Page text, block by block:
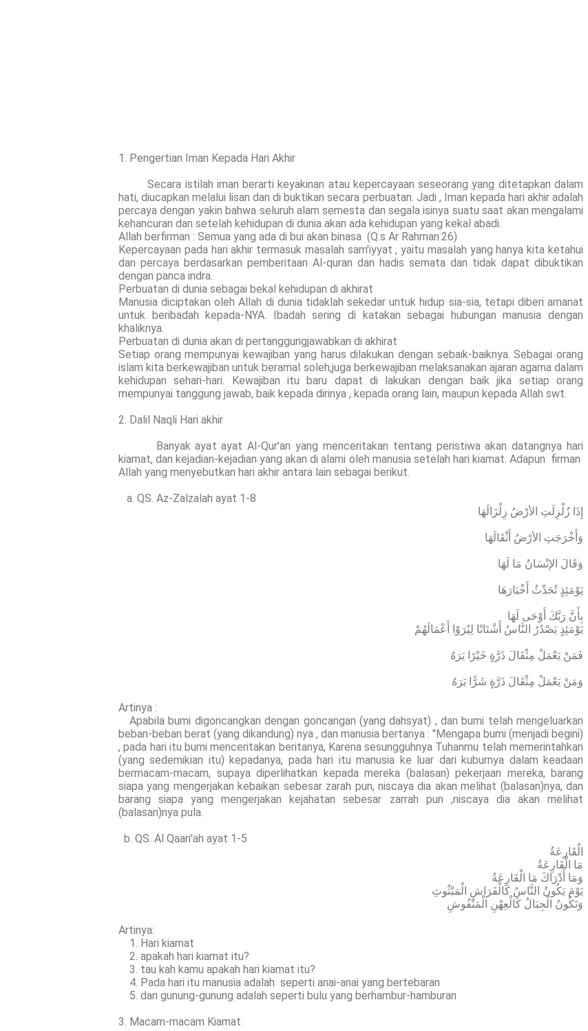
1. Pengertian Iman Kepada Hari Akhir
Secara istilah iman berarti keyakinan atau kepercayaan seseorang yang ditetapkan dalam
hati, diucapkan melalui lisan dan di buktikan secara perbuatan. Jadi , Iman kepada hari akhir adalah
percaya dengan yakin bahwa seluruh alam semesta dan segala isinya suatu saat akan mengalami
kehancuran dan setelah kehidupan di dunia akan ada kehidupan yang kekal abadi.
Allah berfirman : Semua yang ada di bui akan binasa (Q.s Ar Rahman:26)
Kepercayaan pada hari akhir termasuk masalah sam'iyyat , yaitu masalah yang hanya kita ketahui
dan percaya berdasarkan pemberitaan Al-quran dan hadis semata dan tidak dapat dibuktikan
dengan panca indra.
Perbuatan di dunia sebagai bekal kehidupan di akhirat
Manusia diciptakan oleh Allah di dunia tidaklah sekedar untuk hidup sia-sia, tetapi diberi amanat
untuk beribadah kepada-NYA. Ibadah sering di katakan sebagai hubungan manusia dengan
khaliknya.
Perbuatan di dunia akan di pertanggungjawabkan di akhirat
Setiap orang mempunyai kewajiban yang harus dilakukan dengan sebaik-baiknya. Sebagai orang
islam kita berkewajiban untuk beramal soleh,juga berkewajiban melaksanakan ajaran agama dalam
kehidupan sehari-hari. Kewajiban itu baru dapat di lakukan dengan baik jika setiap orang
mempunyai tanggung jawab, baik kepada dirinya , kepada orang lain, maupun kepada Allah swt.
2. Dalil Naqli Hari akhir
Banyak ayat ayat Al-Qur'an yang menceritakan tentang peristiwa akan datangnya hari
kiamat, dan kejadian-kejadian yang akan di alami oleh manusia setelah hari kiamat. Adapun firman
Allah yang menyebutkan hari akhir antara lain sebagai berikut.
a. QS. Az-Zalzalah ayat 1-8
إِذَا زُلْزِلَتِ الأرْضُ زِلْزَالَهَا
وَأَخْرَجَتِ الأرْضُ أَثْقَالَهَا
وَقَالَ الإنْسَانُ مَا لَهَا
يَوْمَئِذٍ تُحَدِّثُ أَخْبَارَهَا
بِأَنَّ رَبَّكَ أَوْحَى لَهَا
يَوْمَئِذٍ يَصْدُرُ النَّاسُ أَشْتَاتًا لِيُرَوْا أَعْمَالَهُمْ
فَمَنْ يَعْمَلْ مِثْقَالَ ذَرَّةٍ خَيْرًا يَرَهُ
وَمَنْ يَعْمَلْ مِثْقَالَ ذَرَّةٍ شَرًّا يَرَهُ
Artinya :
Apabila bumi digoncangkan dengan goncangan (yang dahsyat) , dan bumi telah mengeluarkan
beban-beban berat (yang dikandung) nya , dan manusia bertanya : ''Mengapa bumi (menjadi begini)
, pada hari itu bumi menceritakan beritanya, Karena sesungguhnya Tuhanmu telah memerintahkan
(yang sedemikian itu) kepadanya, pada hari itu manusia ke luar dari kuburnya dalam keadaan
bermacam-macam, supaya diperlihatkan kepada mereka (balasan) pekerjaan mereka, barang
siapa yang mengerjakan kebaikan sebesar zarah pun, niscaya dia akan melihat (balasan)nya, dan
barang siapa yang mengerjakan kejahatan sebesar zarrah pun ,niscaya dia akan melihat
(balasan)nya pula.
b. QS. Al Qaari'ah ayat 1-5
الْقَارِعَةُ
مَا الْقَارِعَةُ
وَمَا أَدْرَاكَ مَا الْقَارِعَةُ
يَوْمَ يَكُونُ النَّاسُ كَالْفَرَاشِ الْمَبْثُوثِ
وَتَكُونُ الْجِبَالُ كَالْعِهْنِ الْمَنْفُوشِ
Artinya:
1. Hari kiamat
2. apakah hari kiamat itu?
3. tau kah kamu apakah hari kiamat itu?
4. Pada hari itu manusia adalah seperti anai-anai yang bertebaran
5. dan gunung-gunung adalah seperti bulu yang berhambur-hamburan
3. Macam-macam Kiamat